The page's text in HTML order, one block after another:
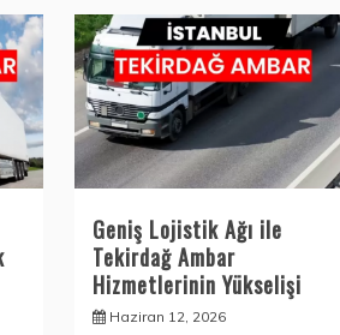
Geniş Lojistik Ağı ile
Tekirdağ Ambar
Hizmetlerinin Yükselişi
Haziran 12, 2026